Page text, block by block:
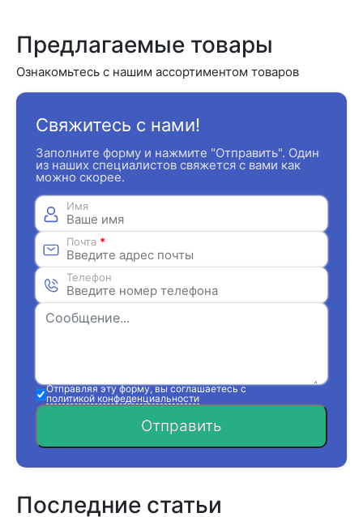
Предлагаемые товары
Ознакомьтесь с нашим ассортиментом товаров
Свяжитесь с нами!
Заполните форму и нажмите "Отправить". Один
из наших специалистов свяжется с вами как
можно скорее.
Имя
Почта *
Телефон
Отправляя эту форму, вы соглашаетесь с
политикой конфеденциальности
Отправить
Последние статьи